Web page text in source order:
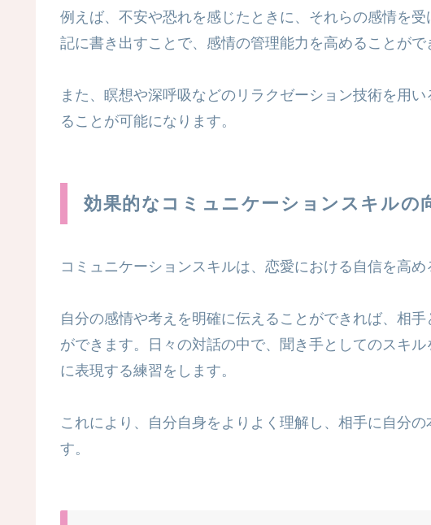
例えば、不安や恐れを感じたときに、それらの感情を
記に書き出すことで、感情の管理能力を高めることがで
また、瞑想や深呼吸などのリラクゼーション技術を用
ることが可能になります。
効果的なコミュニケーションスキルの
コミュニケーションスキルは、恋愛における自信を高め
自分の感情や考えを明確に伝えることができれば、相
ができます。日々の対話の中で、聞き手としてのスキ
に表現する練習をします。
これにより、自分自身をよりよく理解し、相手に自分
す。